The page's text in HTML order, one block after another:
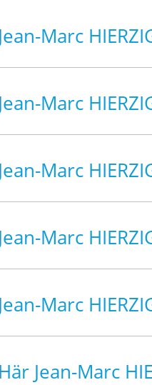
Jean-Marc
Jean-Marc
Jean-Marc
Jean-Marc
Jean-Marc
Här Jean-Marc